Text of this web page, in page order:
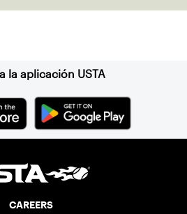
la aplicación USTA
CAREERS